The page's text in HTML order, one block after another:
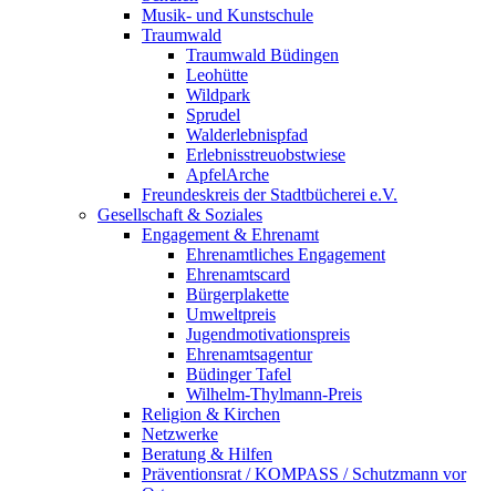
Musik- und Kunstschule
Traumwald
Traumwald Büdingen
Leohütte
Wildpark
Sprudel
Walderlebnispfad
Erlebnisstreuobstwiese
ApfelArche
Freundeskreis der Stadtbücherei e.V.
Gesellschaft & Soziales
Engagement & Ehrenamt
Ehrenamtliches Engagement
Ehrenamtscard
Bürgerplakette
Umweltpreis
Jugendmotivationspreis
Ehrenamtsagentur
Büdinger Tafel
Wilhelm-Thylmann-Preis
Religion & Kirchen
Netzwerke
Beratung & Hilfen
Präventionsrat / KOMPASS / Schutzmann vor